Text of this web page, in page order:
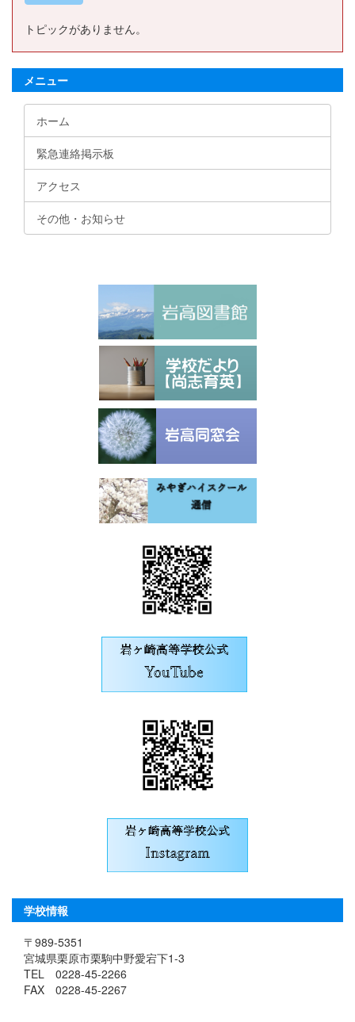
トピックがありません。
メニュー
ホーム
緊急連絡掲示板
アクセス
その他・お知らせ
学校情報
〒989-5351
宮城県栗原市栗駒中野愛宕下1-3
TEL 0228-45-2266
FAX 0228-45-2267